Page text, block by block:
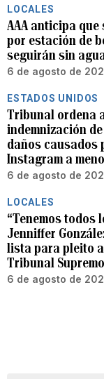
LOCALES
AAA anticipa
por estación de
seguirán sin
6 de agosto de
ESTADOS UNIDOS
Tribunal ordena
indemnización
daños causados
Instagram a
6 de agosto de
LOCALES
“Tenemos todos
Jenniffer
lista para pleito
Tribunal Supremo
6 de agosto de